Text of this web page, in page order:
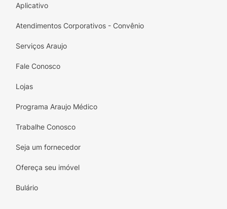
Aplicativo
Atendimentos Corporativos - Convênio
Serviços Araujo
Fale Conosco
Lojas
Programa Araujo Médico
Trabalhe Conosco
Seja um fornecedor
Ofereça seu imóvel
Bulário